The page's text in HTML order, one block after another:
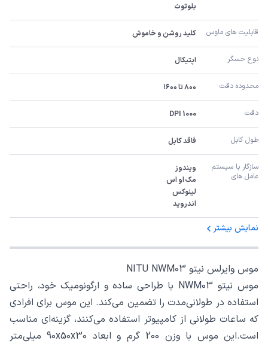
بلوتوث
قابلیت های ماوس کلید روشن و خاموش
نوع حسگر اپتیکال
محدوده دقت ۸۰۰ تا ۱۶۰۰
دقت 1000 DPI
طول کابل فاقد کابل
عامل های
اندروید
نمایش بیشتر
موس وایرلس نیتو NITU NWM03
موس نیتو NWM03 با طراحی ساده و ارگونومیک خود، راحتی
استفاده در طولانی‌مدت را تضمین می‌کند. این موس برای افرادی
که ساعات طولانی از کامپیوتر استفاده می‌کنند، گزینه‌ای مناسب
است.این موس با وزن 200 گرم و ابعاد 90x50x30 میلی‌متر